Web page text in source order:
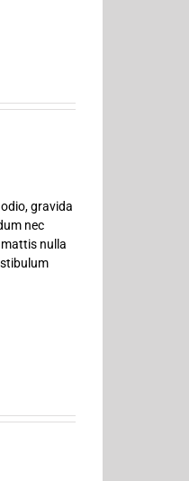
gravida
nec
nulla